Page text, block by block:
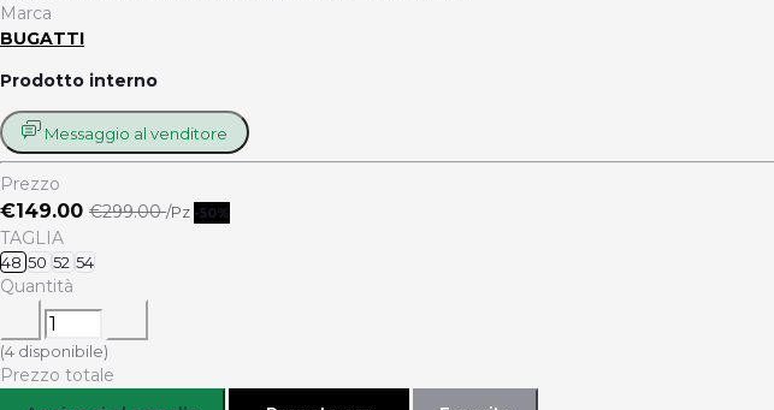
Marca
BUGATTI
Prodotto interno
Messaggio al venditore
Prezzo
€149.00 €299.00/Pz -50%
TAGLIA
4850 52 54
Quantità
(4 disponibile)
Prezzo totale